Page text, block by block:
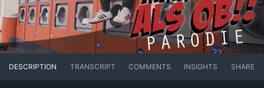
DESCRIPTION TRANSCRIPT COMMENTS INSIGHTS SHARE